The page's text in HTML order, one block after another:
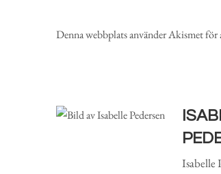
Denna webbplats använder Akismet för
Isabelle